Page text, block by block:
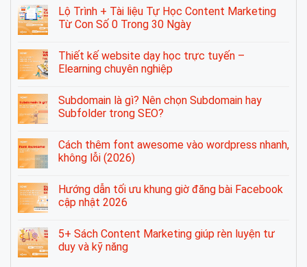
Lộ Trình + Tài liệu Tự Học Content Marketing
Từ Con Số 0 Trong 30 Ngày
Thiết kế website dạy học trực tuyến –
Elearning chuyên nghiệp
Subdomain là gì? Nên chọn Subdomain hay
Subfolder trong SEO?
Cách thêm font awesome vào wordpress nhanh,
không lỗi (2026)
Hướng dẫn tối ưu khung giờ đăng bài Facebook
cập nhật 2026
5+ Sách Content Marketing giúp rèn luyện tư
duy và kỹ năng